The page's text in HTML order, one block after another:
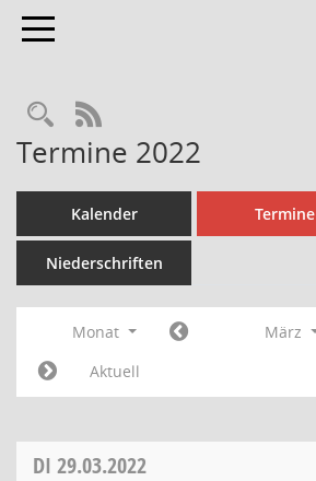
Toggle navigation
Rechercheauswahl
RSS-Feed
Termine 2022
Kalender Termine
Niederschriften
Monat März
Aktuell
DI 29.03.2022